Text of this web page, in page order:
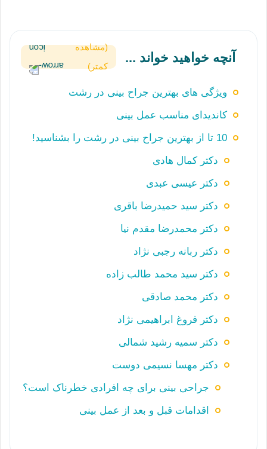
آنچه خواهید خواند ...
(مشاهده
کمتر)
ویژگی های بهترین جراح بینی در رشت
کاندیدای مناسب عمل بینی
10 تا از بهترین جراح بینی در رشت را بشناسید!
دکتر کمال هادی
دکتر عیسی عبدی
دکتر سید حمیدرضا باقری
دکتر محمدرضا مقدم نیا
دکتر ربانه رجبی نژاد
دکتر سید محمد طالب زاده
دکتر محمد صادقی
دکتر فروغ ابراهیمی نژاد
دکتر سمیه رشید شمالی
دکتر مهسا نسیمی دوست
جراحی بینی برای چه افرادی خطرناک است؟
اقدامات قبل و بعد از عمل بینی